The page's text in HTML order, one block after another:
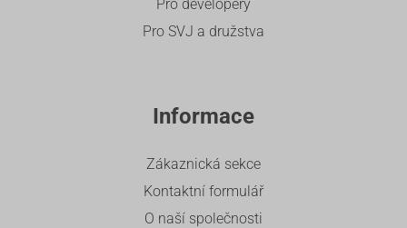
Pro developery
Pro SVJ a družstva
Informace
Zákaznická sekce
Kontaktní formulář
O naší společnosti